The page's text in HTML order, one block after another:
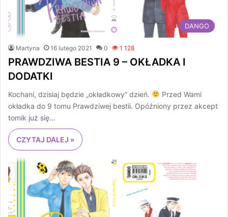
DANGO
Martyna 16 lutego 2021 0 1 128
PRAWDZIWA BESTIA 9 – OKŁADKA I
DODATKI
Kochani, dzisiaj będzie „okładkowy” dzień.
Przed Wami
okładka do 9 tomu Prawdziwej bestii. Opóźniony przez akcept
tomik już się…
CZYTAJ DALEJ »